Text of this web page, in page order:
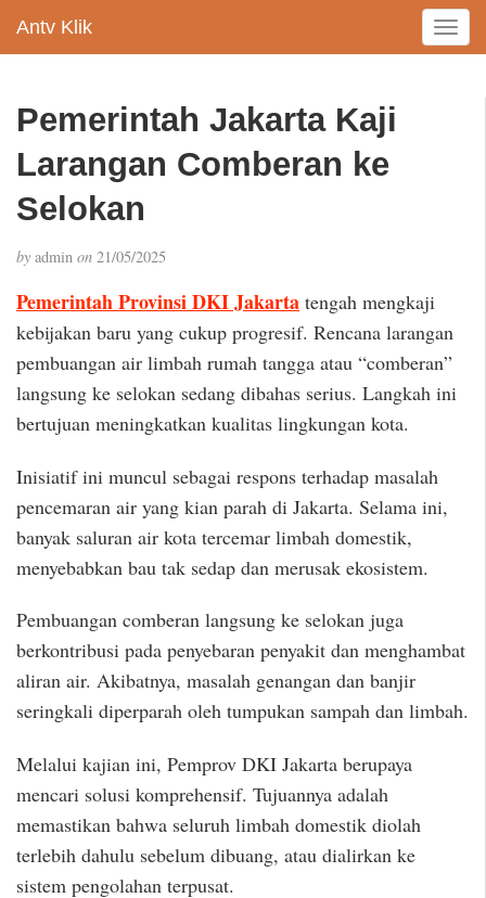
Antv Klik
T
o
i
o
n
Pemerintah Jakarta Kaji
Larangan Comberan ke
Selokan
by admin on 21/05/2025
Pemerintah Provinsi DKI Jakarta tengah mengkaji
kebijakan baru yang cukup progresif. Rencana larangan
pembuangan air limbah rumah tangga atau “comberan”
langsung ke selokan sedang dibahas serius. Langkah ini
bertujuan meningkatkan kualitas lingkungan kota.
Inisiatif ini muncul sebagai respons terhadap masalah
pencemaran air yang kian parah di Jakarta. Selama ini,
banyak saluran air kota tercemar limbah domestik,
menyebabkan bau tak sedap dan merusak ekosistem.
Pembuangan comberan langsung ke selokan juga
berkontribusi pada penyebaran penyakit dan menghambat
aliran air. Akibatnya, masalah genangan dan banjir
seringkali diperparah oleh tumpukan sampah dan limbah.
Melalui kajian ini, Pemprov DKI Jakarta berupaya
mencari solusi komprehensif. Tujuannya adalah
memastikan bahwa seluruh limbah domestik diolah
terlebih dahulu sebelum dibuang, atau dialirkan ke
sistem pengolahan terpusat.